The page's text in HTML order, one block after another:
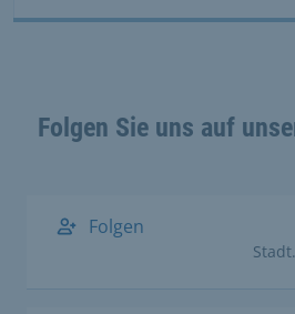
Folgen Sie uns auf
Folgen